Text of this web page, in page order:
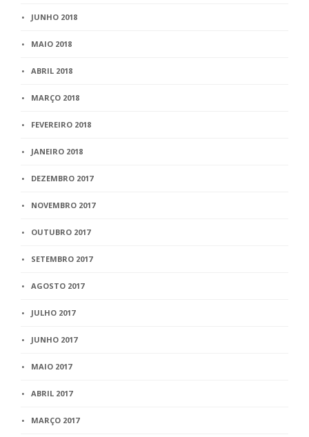
JUNHO 2018
MAIO 2018
ABRIL 2018
MARÇO 2018
FEVEREIRO 2018
JANEIRO 2018
DEZEMBRO 2017
NOVEMBRO 2017
OUTUBRO 2017
SETEMBRO 2017
AGOSTO 2017
JULHO 2017
JUNHO 2017
MAIO 2017
ABRIL 2017
MARÇO 2017